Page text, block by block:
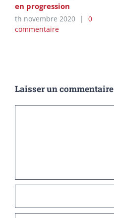
en progression
th novembre 2020 |
0
commentaire
Laisser un commentaire